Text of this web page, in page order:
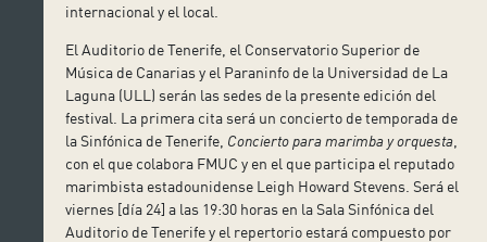
internacional y el local.
El Auditorio de Tenerife, el Conservatorio Superior de
Música de Canarias y el Paraninfo de la Universidad de La
Laguna (ULL) serán las sedes de la presente edición del
festival. La primera cita será un concierto de temporada de
la Sinfónica de Tenerife, Concierto para marimba y orquesta
con el que colabora FMUC y en el que participa el reputado
marimbista estadounidense Leigh Howard Stevens. Será el
viernes [día 24] a las 19:30 horas en la Sala Sinfónica del
Auditorio de Tenerife y el repertorio estará compuesto por